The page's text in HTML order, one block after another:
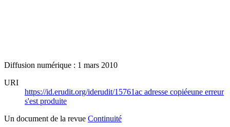
Diffusion numérique : 1 mars 2010
URI
https://id.erudit.org/iderudit/15761ac adresse copiéeune erreur
s'est produite
Un document de la revue Continuité